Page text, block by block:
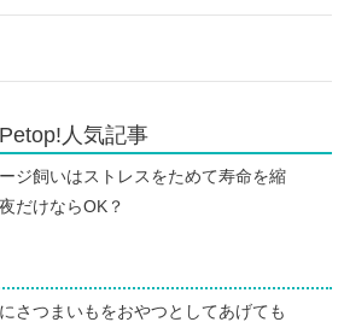
Petop!人気記事
ジ飼いはストレスをためて寿命を縮
だけならOK？
さつまいもをおやつとしてあげても